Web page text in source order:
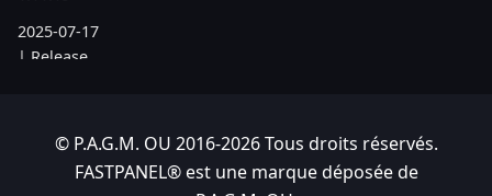
2025-07-17
| Release
| Release
1.10.742
© P.A.G.M. OU 2016-2026 Tous droits réservés.
FASTPANEL® est une marque déposée de